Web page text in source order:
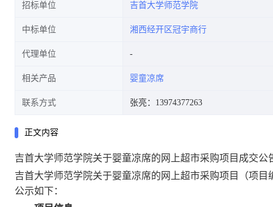
招标单位 吉首大学师范学院
中标单位 湘西经开区冠宇商行
代理单位
相关产品 婴童凉席
联系方式 张亮：13974377263
正文内容
吉首大学师范学院关于婴童凉席的网上超市采购项目成交公
吉首大学师范学院关于婴童凉席的网上超市采购项目
（项目
公示如下：